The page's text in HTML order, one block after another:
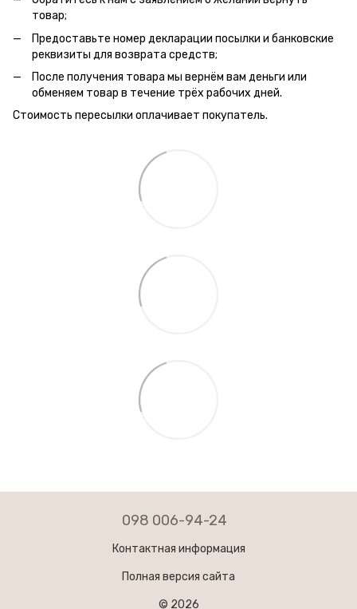
товар;
Предоставьте номер декларации посылки и банковские
реквизиты для возврата средств;
После получения товара мы вернём вам деньги или
обменяем товар в течение трёх рабочих дней.
Стоимость пересылки оплачивает покупатель.
098 006-94-24
Контактная информация
Полная версия сайта
© 2026